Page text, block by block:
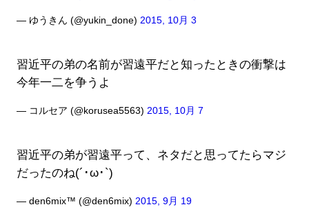
— ゆうきん (@yukin_done) 2015, 10月 3
習近平の弟の名前が習遠平だと知ったときの衝撃は
今年一二を争うよ
— コルセア (@korusea5563) 2015, 10月 7
習近平の弟が習遠平って、ネタだと思ってたらマジ
だったのね(´･ω･`)
— den6mix™ (@den6mix) 2015, 9月 19